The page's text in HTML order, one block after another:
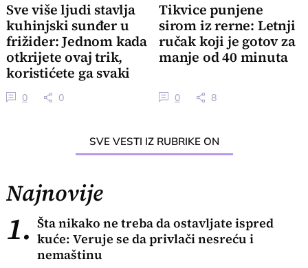
Sve više ljudi stavlja
kuhinjski sunđer u
frižider: Jednom kada
otkrijete ovaj trik,
koristićete ga svaki
put 0 0
Tikvice punjene
sirom iz rerne: Letnji
ručak koji je gotov za
manje od 40 minuta
0 8
SVE VESTI IZ RUBRIKE ON
Najnovije
1. Šta nikako ne treba da ostavljate ispred
kuće: Veruje se da privlači nesreću i
nemaštinu